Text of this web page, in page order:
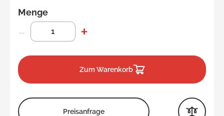
Menge
Zum Warenkorb
Preisanfrage